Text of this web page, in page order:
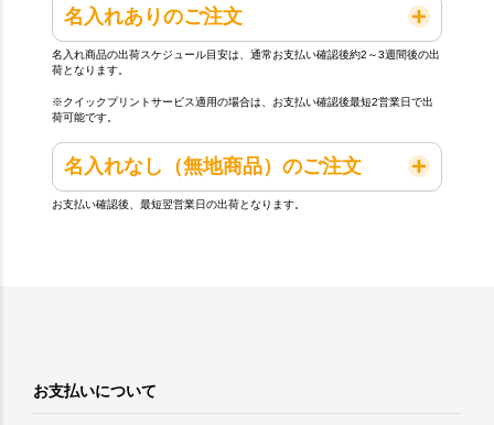
名入れありのご注文
名入れ商品の出荷スケジュール目安は、通常お支払い確認後約2～3週間後の出
荷となります。
※クイックプリントサービス適用の場合は、お支払い確認後最短2営業日で出
荷可能です。
名入れなし（無地商品）のご注文
お支払い確認後、最短翌営業日の出荷となります。
お支払いについて